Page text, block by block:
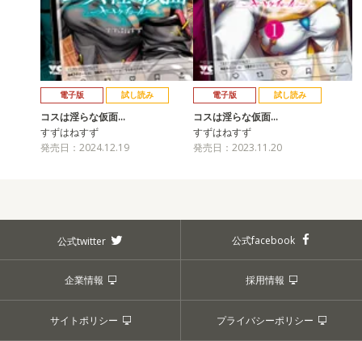
電子版 試し読み
コスは淫らな仮面…
すずはねすず
発売日：2024.12.19
電子版 試し読み
コスは淫らな仮面…
すずはねすず
発売日：2023.11.20
公式twitter 公式facebook
企業情報 採用情報
サイトポリシー プライバシーポリシー